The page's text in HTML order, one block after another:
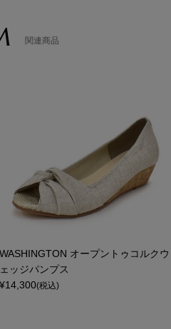
関連商品
WASHINGTON オープントゥコルクウ
ェッジパンプス
¥14,300(税込)